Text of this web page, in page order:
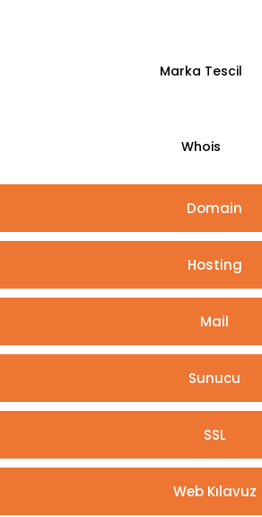
Marka Tescil
Whois
Domain
Hosting
Mail
Sunucu
SSL
Web Kılavuz